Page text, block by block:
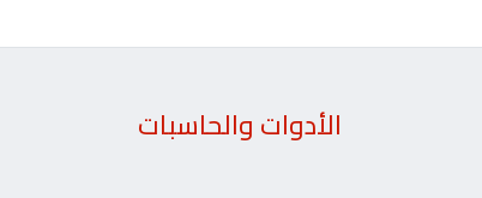
الأدوات والحاسبات